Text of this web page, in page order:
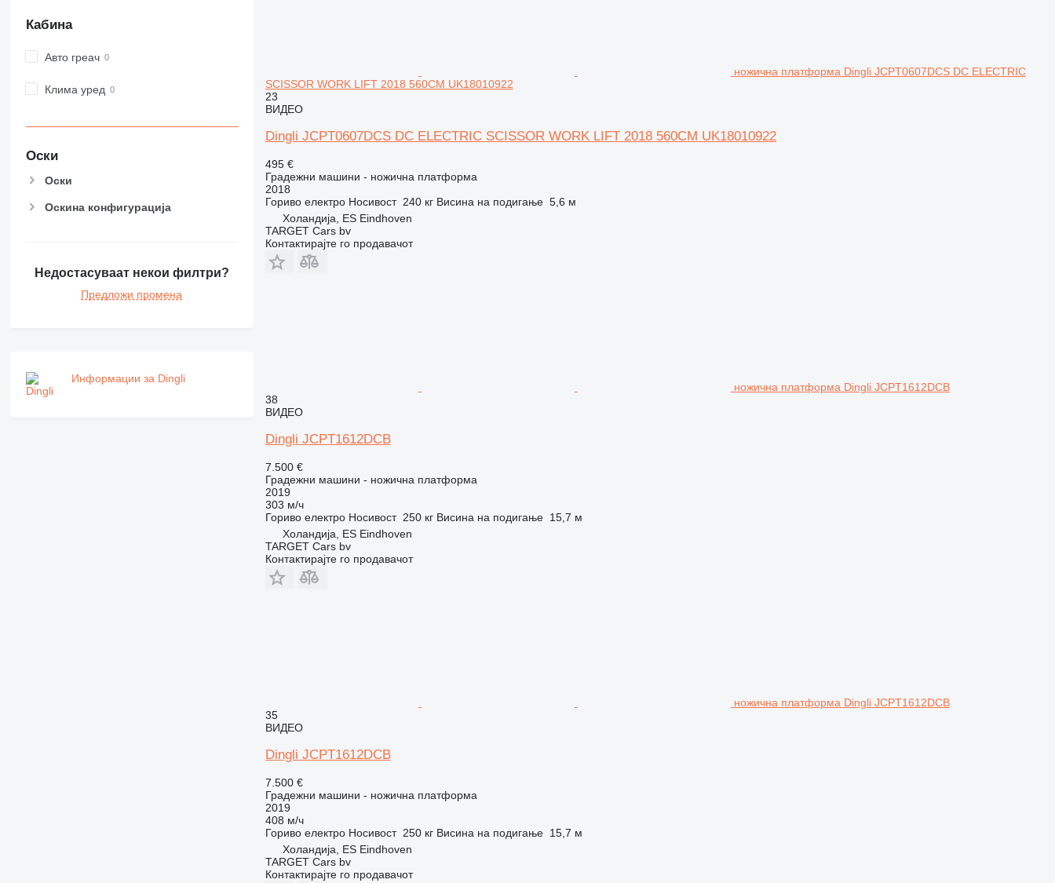
F-series
M-series
NR
Кабина
Авто греач
Клима уред
Оски
Оски
Оскина конфигурација
Недостасуваат некои филтри?
Предложи промена
Информации за Dingli
ножична платформа Dingli JCPT0607DCS DC ELECTRIC
SCISSOR WORK LIFT 2018 560CM UK18010922
23
ВИДЕО
Dingli JCPT0607DCS DC ELECTRIC SCISSOR WORK LIFT 2018 560CM UK18010922
495 €
Градежни машини - ножична платформа
2018
Гориво електро Носивост 240 кг Висина на подигање 5,6 м
Холандија, ES Eindhoven
TARGET Cars bv
Контактирајте го продавачот
ножична платформа Dingli JCPT1612DCB
38
ВИДЕО
Dingli JCPT1612DCB
7.500 €
Градежни машини - ножична платформа
2019
303 м/ч
Гориво електро Носивост 250 кг Висина на подигање 15,7 м
Холандија, ES Eindhoven
TARGET Cars bv
Контактирајте го продавачот
ножична платформа Dingli JCPT1612DCB
35
ВИДЕО
Dingli JCPT1612DCB
7.500 €
Градежни машини - ножична платформа
2019
408 м/ч
Гориво електро Носивост 250 кг Висина на подигање 15,7 м
Холандија, ES Eindhoven
TARGET Cars bv
Контактирајте го продавачот